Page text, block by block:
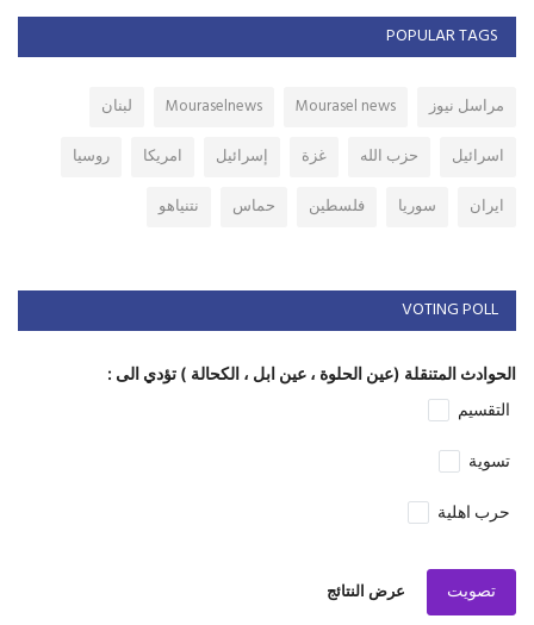
POPULAR TAGS
مراسل نيوز Mourasel news
Mouraselnews
لبنان
اسرائيل
حزب الله غزة إسرائيل امريكا
روسيا
ايران
سوريا فلسطين حماس نتنياهو
VOTING POLL
الحوادث المتنقلة (عين الحلوة ، عين ابل ، الكحالة ) تؤدي الى :
التقسيم
تسوية
حرب اهلية
تصويت عرض النتائج